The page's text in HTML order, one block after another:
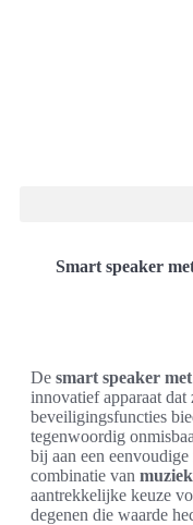
Smart speaker
De smart speaker
innovatief apparaat
beveiligingsfuncties
tegenwoordig
bij aan een
combinatie van
aantrekkelijke keuze
degenen die waarde